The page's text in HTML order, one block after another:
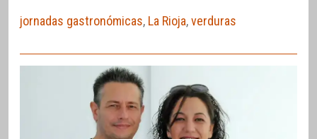
jornadas gastronómicas, La Rioja,verduras